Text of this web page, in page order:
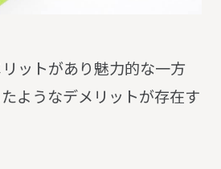
ットがあり魅力的な一方
ようなデメリットが存在す